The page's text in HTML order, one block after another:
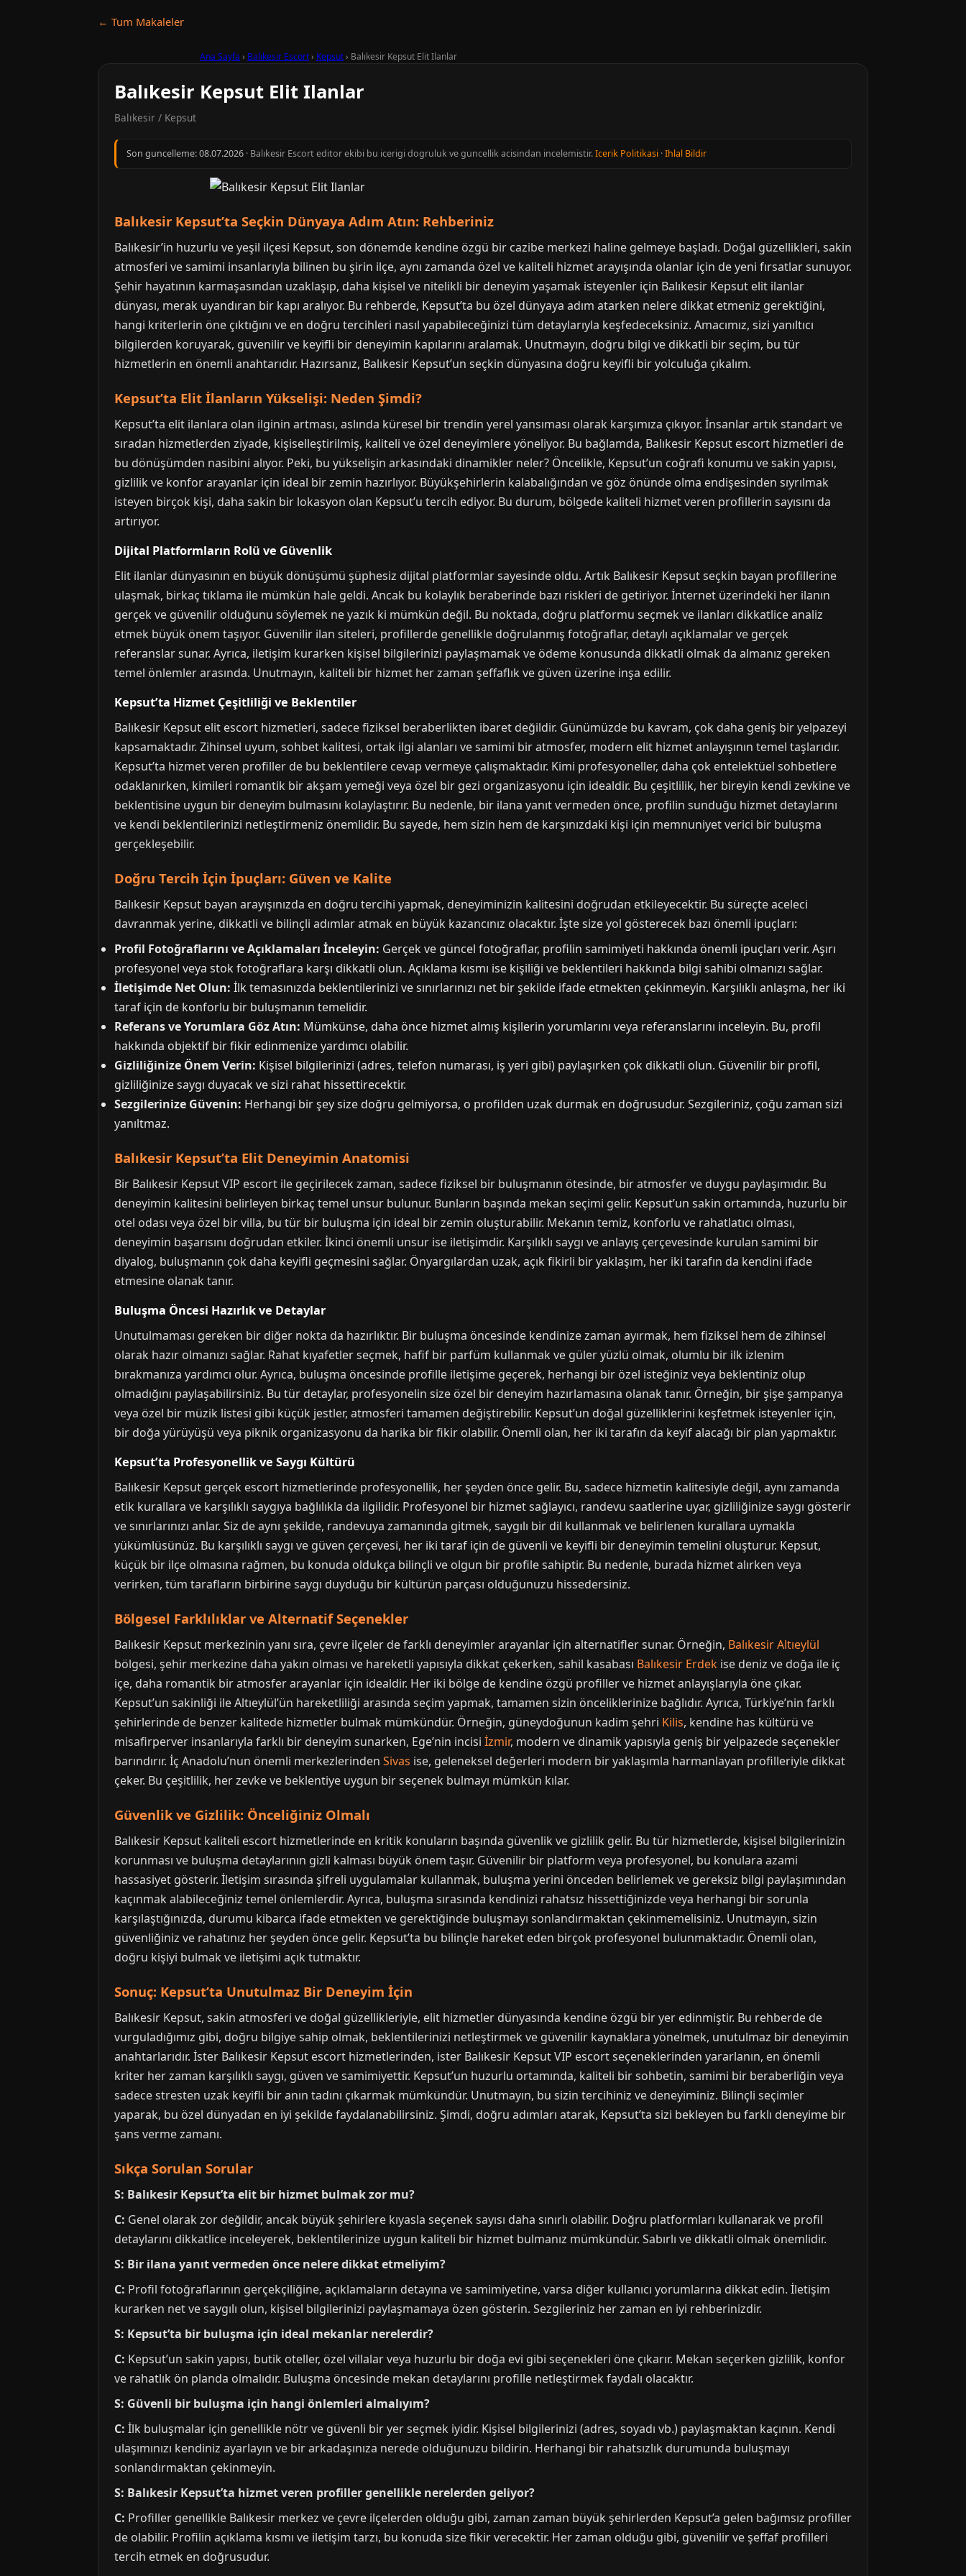
← Tum Makaleler
Ana Sayfa › Balıkesir Escort› Kepsut› Balıkesir Kepsut Elit Ilanlar
Balıkesir Kepsut Elit Ilanlar
Balıkesir / Kepsut
Son guncelleme:08.07.2026 · Balıkesir Escort editor ekibi bu icerigi dogruluk ve guncellik acisindan incelemistir.Icerik Politikasi ·Ihlal Bildir
Balıkesir Kepsut’ta Seçkin Dünyaya Adım Atın: Rehberiniz
Balıkesir’in huzurlu ve yeşil ilçesi Kepsut, son dönemde kendine özgü bir cazibe merkezi haline gelmeye başladı. Doğal güzellikleri, sakin
atmosferi ve samimi insanlarıyla bilinen bu şirin ilçe, aynı zamanda özel ve kaliteli hizmet arayışında olanlar için de yeni fırsatlar sunuyor.
Şehir hayatının karmaşasından uzaklaşıp, daha kişisel ve nitelikli bir deneyim yaşamak isteyenler için Balıkesir Kepsut elit ilanlar
dünyası, merak uyandıran bir kapı aralıyor. Bu rehberde, Kepsut’ta bu özel dünyaya adım atarken nelere dikkat etmeniz gerektiğini,
hangi kriterlerin öne çıktığını ve en doğru tercihleri nasıl yapabileceğinizi tüm detaylarıyla keşfedeceksiniz. Amacımız, sizi yanıltıcı
bilgilerden koruyarak, güvenilir ve keyifli bir deneyimin kapılarını aralamak. Unutmayın, doğru bilgi ve dikkatli bir seçim, bu tür
hizmetlerin en önemli anahtarıdır. Hazırsanız, Balıkesir Kepsut’un seçkin dünyasına doğru keyifli bir yolculuğa çıkalım.
Kepsut’ta Elit İlanların Yükselişi: Neden Şimdi?
Kepsut’ta elit ilanlara olan ilginin artması, aslında küresel bir trendin yerel yansıması olarak karşımıza çıkıyor. İnsanlar artık standart ve
sıradan hizmetlerden ziyade, kişiselleştirilmiş, kaliteli ve özel deneyimlere yöneliyor. Bu bağlamda, Balıkesir Kepsut escort hizmetleri de
bu dönüşümden nasibini alıyor. Peki, bu yükselişin arkasındaki dinamikler neler? Öncelikle, Kepsut’un coğrafi konumu ve sakin yapısı,
gizlilik ve konfor arayanlar için ideal bir zemin hazırlıyor. Büyükşehirlerin kalabalığından ve göz önünde olma endişesinden sıyrılmak
isteyen birçok kişi, daha sakin bir lokasyon olan Kepsut’u tercih ediyor. Bu durum, bölgede kaliteli hizmet veren profillerin sayısını da
artırıyor.
Dijital Platformların Rolü ve Güvenlik
Elit ilanlar dünyasının en büyük dönüşümü şüphesiz dijital platformlar sayesinde oldu. Artık Balıkesir Kepsut seçkin bayan profillerine
ulaşmak, birkaç tıklama ile mümkün hale geldi. Ancak bu kolaylık beraberinde bazı riskleri de getiriyor. İnternet üzerindeki her ilanın
gerçek ve güvenilir olduğunu söylemek ne yazık ki mümkün değil. Bu noktada, doğru platformu seçmek ve ilanları dikkatlice analiz
etmek büyük önem taşıyor. Güvenilir ilan siteleri, profillerde genellikle doğrulanmış fotoğraflar, detaylı açıklamalar ve gerçek
referanslar sunar. Ayrıca, iletişim kurarken kişisel bilgilerinizi paylaşmamak ve ödeme konusunda dikkatli olmak da almanız gereken
temel önlemler arasında. Unutmayın, kaliteli bir hizmet her zaman şeffaflık ve güven üzerine inşa edilir.
Kepsut’ta Hizmet Çeşitliliği ve Beklentiler
Balıkesir Kepsut elit escort hizmetleri, sadece fiziksel beraberlikten ibaret değildir. Günümüzde bu kavram, çok daha geniş bir yelpazeyi
kapsamaktadır. Zihinsel uyum, sohbet kalitesi, ortak ilgi alanları ve samimi bir atmosfer, modern elit hizmet anlayışının temel taşlarıdır.
Kepsut’ta hizmet veren profiller de bu beklentilere cevap vermeye çalışmaktadır. Kimi profesyoneller, daha çok entelektüel sohbetlere
odaklanırken, kimileri romantik bir akşam yemeği veya özel bir gezi organizasyonu için idealdir. Bu çeşitlilik, her bireyin kendi zevkine ve
beklentisine uygun bir deneyim bulmasını kolaylaştırır. Bu nedenle, bir ilana yanıt vermeden önce, profilin sunduğu hizmet detaylarını
ve kendi beklentilerinizi netleştirmeniz önemlidir. Bu sayede, hem sizin hem de karşınızdaki kişi için memnuniyet verici bir buluşma
gerçekleşebilir.
Doğru Tercih İçin İpuçları: Güven ve Kalite
Balıkesir Kepsut bayan arayışınızda en doğru tercihi yapmak, deneyiminizin kalitesini doğrudan etkileyecektir. Bu süreçte aceleci
davranmak yerine, dikkatli ve bilinçli adımlar atmak en büyük kazancınız olacaktır. İşte size yol gösterecek bazı önemli ipuçları:
Profil Fotoğraflarını ve Açıklamaları İnceleyin: Gerçek ve güncel fotoğraflar, profilin samimiyeti hakkında önemli ipuçları verir. Aşırı
profesyonel veya stok fotoğraflara karşı dikkatli olun. Açıklama kısmı ise kişiliği ve beklentileri hakkında bilgi sahibi olmanızı sağlar.
İletişimde Net Olun: İlk temasınızda beklentilerinizi ve sınırlarınızı net bir şekilde ifade etmekten çekinmeyin. Karşılıklı anlaşma, her iki
taraf için de konforlu bir buluşmanın temelidir.
Referans ve Yorumlara Göz Atın: Mümkünse, daha önce hizmet almış kişilerin yorumlarını veya referanslarını inceleyin. Bu, profil
hakkında objektif bir fikir edinmenize yardımcı olabilir.
Gizliliğinize Önem Verin: Kişisel bilgilerinizi (adres, telefon numarası, iş yeri gibi) paylaşırken çok dikkatli olun. Güvenilir bir profil,
gizliliğinize saygı duyacak ve sizi rahat hissettirecektir.
Sezgilerinize Güvenin: Herhangi bir şey size doğru gelmiyorsa, o profilden uzak durmak en doğrusudur. Sezgileriniz, çoğu zaman sizi
yanıltmaz.
Balıkesir Kepsut’ta Elit Deneyimin Anatomisi
Bir Balıkesir Kepsut VIP escort ile geçirilecek zaman, sadece fiziksel bir buluşmanın ötesinde, bir atmosfer ve duygu paylaşımıdır. Bu
deneyimin kalitesini belirleyen birkaç temel unsur bulunur. Bunların başında mekan seçimi gelir. Kepsut’un sakin ortamında, huzurlu bir
otel odası veya özel bir villa, bu tür bir buluşma için ideal bir zemin oluşturabilir. Mekanın temiz, konforlu ve rahatlatıcı olması,
deneyimin başarısını doğrudan etkiler. İkinci önemli unsur ise iletişimdir. Karşılıklı saygı ve anlayış çerçevesinde kurulan samimi bir
diyalog, buluşmanın çok daha keyifli geçmesini sağlar. Önyargılardan uzak, açık fikirli bir yaklaşım, her iki tarafın da kendini ifade
etmesine olanak tanır.
Buluşma Öncesi Hazırlık ve Detaylar
Unutulmaması gereken bir diğer nokta da hazırlıktır. Bir buluşma öncesinde kendinize zaman ayırmak, hem fiziksel hem de zihinsel
olarak hazır olmanızı sağlar. Rahat kıyafetler seçmek, hafif bir parfüm kullanmak ve güler yüzlü olmak, olumlu bir ilk izlenim
bırakmanıza yardımcı olur. Ayrıca, buluşma öncesinde profille iletişime geçerek, herhangi bir özel isteğiniz veya beklentiniz olup
olmadığını paylaşabilirsiniz. Bu tür detaylar, profesyonelin size özel bir deneyim hazırlamasına olanak tanır. Örneğin, bir şişe şampanya
veya özel bir müzik listesi gibi küçük jestler, atmosferi tamamen değiştirebilir. Kepsut’un doğal güzelliklerini keşfetmek isteyenler için,
bir doğa yürüyüşü veya piknik organizasyonu da harika bir fikir olabilir. Önemli olan, her iki tarafın da keyif alacağı bir plan yapmaktır.
Kepsut’ta Profesyonellik ve Saygı Kültürü
Balıkesir Kepsut gerçek escort hizmetlerinde profesyonellik, her şeyden önce gelir. Bu, sadece hizmetin kalitesiyle değil, aynı zamanda
etik kurallara ve karşılıklı saygıya bağlılıkla da ilgilidir. Profesyonel bir hizmet sağlayıcı, randevu saatlerine uyar, gizliliğinize saygı gösterir
ve sınırlarınızı anlar. Siz de aynı şekilde, randevuya zamanında gitmek, saygılı bir dil kullanmak ve belirlenen kurallara uymakla
yükümlüsünüz. Bu karşılıklı saygı ve güven çerçevesi, her iki taraf için de güvenli ve keyifli bir deneyimin temelini oluşturur. Kepsut,
küçük bir ilçe olmasına rağmen, bu konuda oldukça bilinçli ve olgun bir profile sahiptir. Bu nedenle, burada hizmet alırken veya
verirken, tüm tarafların birbirine saygı duyduğu bir kültürün parçası olduğunuzu hissedersiniz.
Bölgesel Farklılıklar ve Alternatif Seçenekler
Balıkesir Kepsut merkezinin yanı sıra, çevre ilçeler de farklı deneyimler arayanlar için alternatifler sunar. Örneğin, Balıkesir Altıeylül
bölgesi, şehir merkezine daha yakın olması ve hareketli yapısıyla dikkat çekerken, sahil kasabası Balıkesir Erdek ise deniz ve doğa ile iç
içe, daha romantik bir atmosfer arayanlar için idealdir. Her iki bölge de kendine özgü profiller ve hizmet anlayışlarıyla öne çıkar.
Kepsut’un sakinliği ile Altıeylül’ün hareketliliği arasında seçim yapmak, tamamen sizin önceliklerinize bağlıdır. Ayrıca, Türkiye’nin farklı
şehirlerinde de benzer kalitede hizmetler bulmak mümkündür. Örneğin, güneydoğunun kadim şehri Kilis, kendine has kültürü ve
misafirperver insanlarıyla farklı bir deneyim sunarken, Ege’nin incisi İzmir, modern ve dinamik yapısıyla geniş bir yelpazede seçenekler
barındırır. İç Anadolu’nun önemli merkezlerinden Sivas ise, geleneksel değerleri modern bir yaklaşımla harmanlayan profilleriyle dikkat
çeker. Bu çeşitlilik, her zevke ve beklentiye uygun bir seçenek bulmayı mümkün kılar.
Güvenlik ve Gizlilik: Önceliğiniz Olmalı
Balıkesir Kepsut kaliteli escort hizmetlerinde en kritik konuların başında güvenlik ve gizlilik gelir. Bu tür hizmetlerde, kişisel bilgilerinizin
korunması ve buluşma detaylarının gizli kalması büyük önem taşır. Güvenilir bir platform veya profesyonel, bu konulara azami
hassasiyet gösterir. İletişim sırasında şifreli uygulamalar kullanmak, buluşma yerini önceden belirlemek ve gereksiz bilgi paylaşımından
kaçınmak alabileceğiniz temel önlemlerdir. Ayrıca, buluşma sırasında kendinizi rahatsız hissettiğinizde veya herhangi bir sorunla
karşılaştığınızda, durumu kibarca ifade etmekten ve gerektiğinde buluşmayı sonlandırmaktan çekinmemelisiniz. Unutmayın, sizin
güvenliğiniz ve rahatınız her şeyden önce gelir. Kepsut’ta bu bilinçle hareket eden birçok profesyonel bulunmaktadır. Önemli olan,
doğru kişiyi bulmak ve iletişimi açık tutmaktır.
Sonuç: Kepsut’ta Unutulmaz Bir Deneyim İçin
Balıkesir Kepsut, sakin atmosferi ve doğal güzellikleriyle, elit hizmetler dünyasında kendine özgü bir yer edinmiştir. Bu rehberde de
vurguladığımız gibi, doğru bilgiye sahip olmak, beklentilerinizi netleştirmek ve güvenilir kaynaklara yönelmek, unutulmaz bir deneyimin
anahtarlarıdır. İster Balıkesir Kepsut escort hizmetlerinden, ister Balıkesir Kepsut VIP escort seçeneklerinden yararlanın, en önemli
kriter her zaman karşılıklı saygı, güven ve samimiyettir. Kepsut’un huzurlu ortamında, kaliteli bir sohbetin, samimi bir beraberliğin veya
sadece stresten uzak keyifli bir anın tadını çıkarmak mümkündür. Unutmayın, bu sizin tercihiniz ve deneyiminiz. Bilinçli seçimler
yaparak, bu özel dünyadan en iyi şekilde faydalanabilirsiniz. Şimdi, doğru adımları atarak, Kepsut’ta sizi bekleyen bu farklı deneyime bir
şans verme zamanı.
Sıkça Sorulan Sorular
S: Balıkesir Kepsut’ta elit bir hizmet bulmak zor mu?
C: Genel olarak zor değildir, ancak büyük şehirlere kıyasla seçenek sayısı daha sınırlı olabilir. Doğru platformları kullanarak ve profil
detaylarını dikkatlice inceleyerek, beklentilerinize uygun kaliteli bir hizmet bulmanız mümkündür. Sabırlı ve dikkatli olmak önemlidir.
S: Bir ilana yanıt vermeden önce nelere dikkat etmeliyim?
C: Profil fotoğraflarının gerçekçiliğine, açıklamaların detayına ve samimiyetine, varsa diğer kullanıcı yorumlarına dikkat edin. İletişim
kurarken net ve saygılı olun, kişisel bilgilerinizi paylaşmamaya özen gösterin. Sezgileriniz her zaman en iyi rehberinizdir.
S: Kepsut’ta bir buluşma için ideal mekanlar nerelerdir?
C: Kepsut’un sakin yapısı, butik oteller, özel villalar veya huzurlu bir doğa evi gibi seçenekleri öne çıkarır. Mekan seçerken gizlilik, konfor
ve rahatlık ön planda olmalıdır. Buluşma öncesinde mekan detaylarını profille netleştirmek faydalı olacaktır.
S: Güvenli bir buluşma için hangi önlemleri almalıyım?
C: İlk buluşmalar için genellikle nötr ve güvenli bir yer seçmek iyidir. Kişisel bilgilerinizi (adres, soyadı vb.) paylaşmaktan kaçının. Kendi
ulaşımınızı kendiniz ayarlayın ve bir arkadaşınıza nerede olduğunuzu bildirin. Herhangi bir rahatsızlık durumunda buluşmayı
sonlandırmaktan çekinmeyin.
S: Balıkesir Kepsut’ta hizmet veren profiller genellikle nerelerden geliyor?
C: Profiller genellikle Balıkesir merkez ve çevre ilçelerden olduğu gibi, zaman zaman büyük şehirlerden Kepsut’a gelen bağımsız profiller
de olabilir. Profilin açıklama kısmı ve iletişim tarzı, bu konuda size fikir verecektir. Her zaman olduğu gibi, güvenilir ve şeffaf profilleri
tercih etmek en doğrusudur.